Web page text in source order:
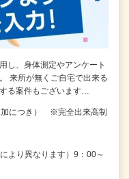
し、身体測定やアンケート
来所が無くご自宅で出来る
る案件もございます…
加につき） ※完全出来高制
より異なります）9：00～